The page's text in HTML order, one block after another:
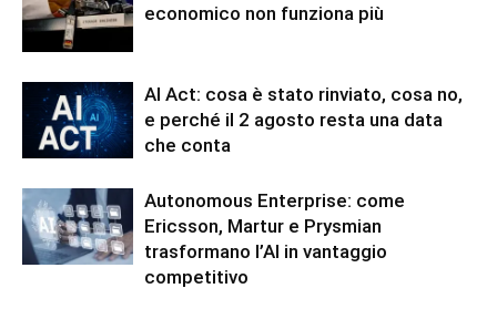
economico non funziona più
AI Act: cosa è stato rinviato, cosa no,
e perché il 2 agosto resta una data
che conta
Autonomous Enterprise: come
Ericsson, Martur e Prysmian
trasformano l’AI in vantaggio
competitivo